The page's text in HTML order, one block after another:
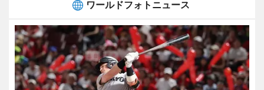
ワールドフォトニュース